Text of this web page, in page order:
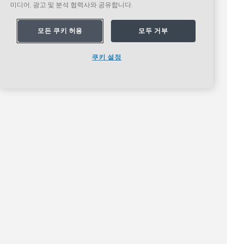
미디어, 광고 및 분석 협력사와 공유합니다.
모든 쿠키 허용 모두 거부
쿠키 설정